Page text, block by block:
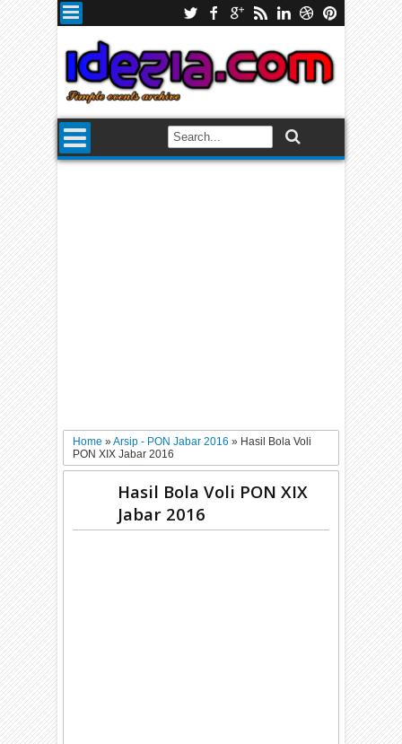
Home»Arsip - PON Jabar 2016» Hasil Bola Voli
PON XIX Jabar 2016
Hasil Bola Voli PON XIX
Jabar 2016